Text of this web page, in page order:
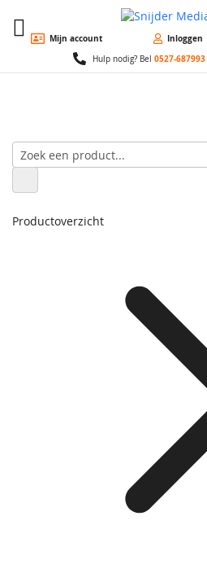
Mijn account Inloggen
Hulp nodig? Bel 0527-687993
Productoverzicht